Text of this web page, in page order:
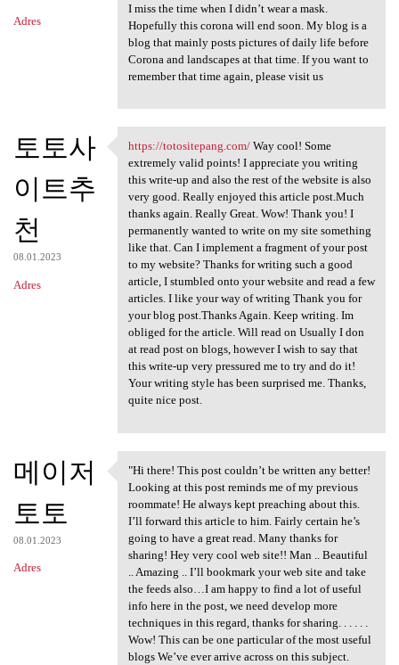
Adres
I miss the time when I didn’t wear a mask.
Hopefully this corona will end soon. My blog is a
blog that mainly posts pictures of daily life before
Corona and landscapes at that time. If you want to
remember that time again, please visit us
토토사
이트추
천
08.01.2023
Adres
https://totositepang.com/ Way
https://totositepang.com/Way cool! Some
extremely valid points! I appreciate you writing
this write-up and also the rest of the website is also
very good. Really enjoyed this article post.Much
thanks again. Really Great. Wow! Thank you! I
permanently wanted to write on my site something
like that. Can I implement a fragment of your post
to my website? Thanks for writing such a good
article, I stumbled onto your website and read a few
articles. I like your way of writing Thank you for
your blog post.Thanks Again. Keep writing. Im
obliged for the article. Will read on Usually I don
at read post on blogs, however I wish to say that
this write-up very pressured me to try and do it!
Your writing style has been surprised me. Thanks,
quite nice post.
메이저
토토
08.01.2023
Adres
"Hi there! This post couldn’t
"Hi there! This post couldn’t be written any better!
Looking at this post reminds me of my previous
roommate! He always kept preaching about this.
I’ll forward this article to him. Fairly certain he’s
going to have a great read. Many thanks for
sharing! Hey very cool web site!! Man .. Beautiful
.. Amazing .. I’ll bookmark your web site and take
the feeds also…I am happy to find a lot of useful
info here in the post, we need develop more
techniques in this regard, thanks for sharing. . . . . .
Wow! This can be one particular of the most useful
blogs We’ve ever arrive across on this subject.